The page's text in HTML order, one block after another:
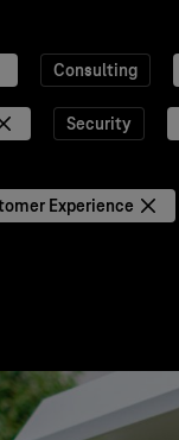
Consulting
Security
Experience